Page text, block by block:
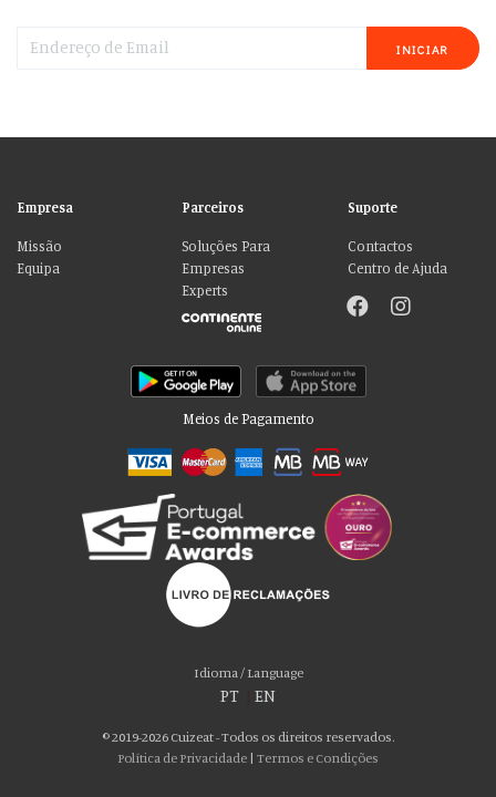
INICIAR
Empresa
Missão
Equipa
Parceiros
Soluções Para
Empresas
Experts
Suporte
Contactos
Centro de Ajuda
Meios de Pagamento
Idioma / Language
PT EN
© 2019-2026 Cuizeat - Todos os direitos reservados.
Política de Privacidade | Termos e Condições
Por favor aceite as nossas deliciosas
Usamos cookies para personalizar conteúdo e anúncios, fornecer recursos
de mídia social e analisar nosso tráfego. Também compartilhamos
social, publicidade e análise, que podem combiná-lo com outras informações
que você forneceu a eles ou que coletaram do uso de seus serviços. Você